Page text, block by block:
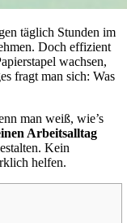
täglich Stunden im
Doch effizient
wachsen,
fragt man sich: Was
man weiß, wie’s
Arbeitsalltag
Kein
helfen.